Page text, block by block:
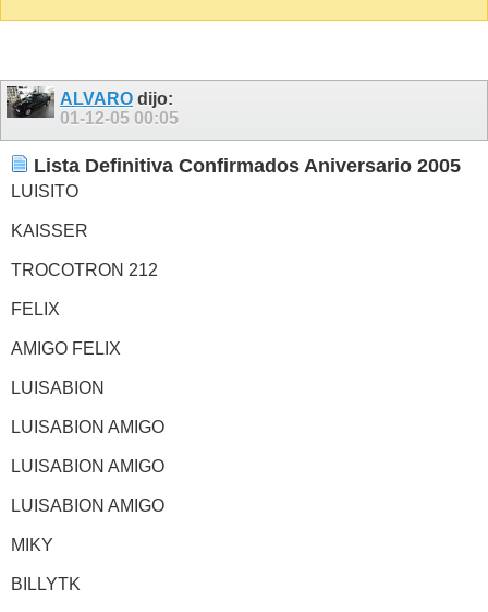
ALVARO dijo:
01-12-05 00:05
Lista Definitiva Confirmados Aniversario 2005
LUISITO
KAISSER
TROCOTRON 212
FELIX
AMIGO FELIX
LUISABION
LUISABION AMIGO
LUISABION AMIGO
LUISABION AMIGO
MIKY
BILLYTK